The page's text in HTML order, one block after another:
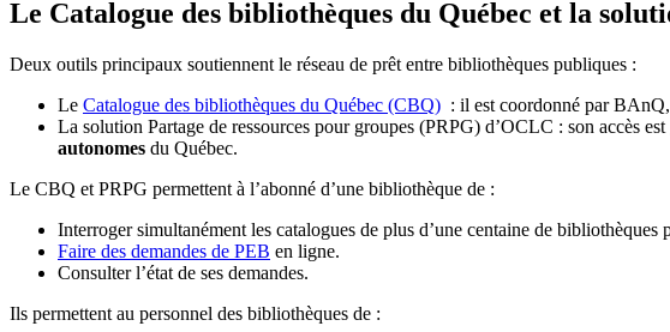
Le Catalogue des bibliothèques du Québec et la
Deux outils principaux soutiennent le réseau de prêt entre bibliothèques publiques :
Le Catalogue des bibliothèques du Québec (CBQ) : il est coordonné par
La solution Partage de ressources pour groupes (PRPG) d’OCLC : son accès
autonomes du Québec.
Le CBQ et PRPG permettent à l’abonné d’une bibliothèque de :
Interroger simultanément les catalogues de plus d’une centaine de
Faire des demandes de PEB en ligne.
Consulter l’état de ses demandes.
Ils permettent au personnel des bibliothèques de :